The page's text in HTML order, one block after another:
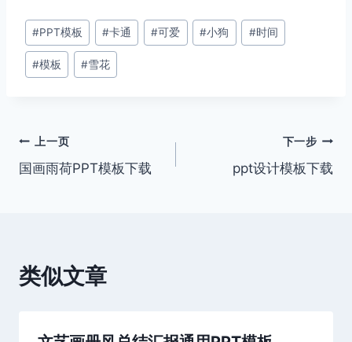
文
章
标
#PPT模板 #卡通 #可爱 #小狗 #时间
#模板 #雪花
文
章
上一页
国画雨荷PPT模板下载
下一步
ppt设计模板下载
类似文章